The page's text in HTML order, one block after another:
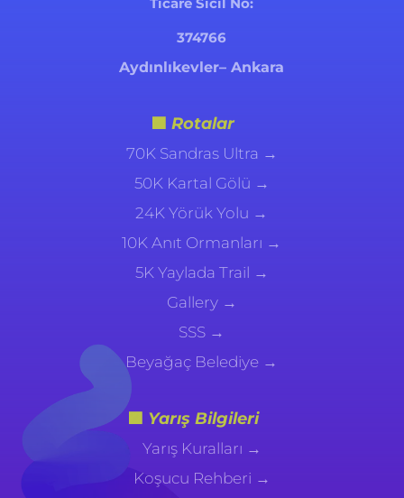
374766
Aydınlıkevler– Ankara
🟦Rotalar
70K Sandras Ultra →
50K Kartal Gölü →
24K Yörük Yolu →
10K Anıt Ormanları →
5K Yaylada Trail →
Gallery →
SSS →
Beyağaç Belediye →
🟪 Yarış Bilgileri
Yarış Kuralları →
Koşucu Rehberi →